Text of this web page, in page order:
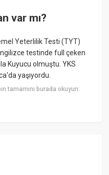
var mı?
Yeterlilik Testi (TYT)
testinde full çeken
Kuyucu olmuştu. YKS
yaşıyordu.
tamamını burada okuyun: